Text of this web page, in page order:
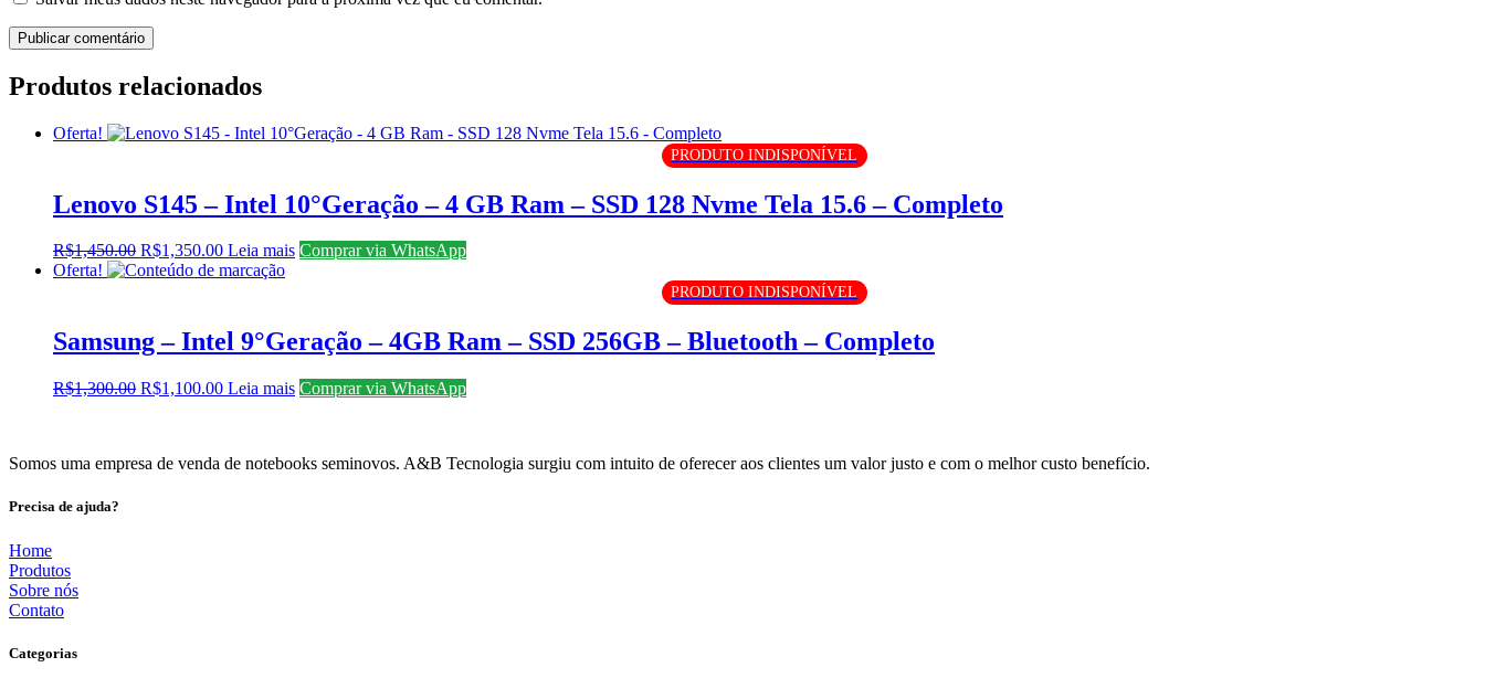
Produtos relacionados
Oferta!
PRODUTO INDISPONÍVEL
Lenovo S145 – Intel 10°Geração – 4 GB Ram – SSD 128 Nvme Tela 15.6 – Completo
R$1,450.00 O
preço
R$1,450.00.
R$1,350.00O
preço
R$1,350.00.
Leia mais Comprar via WhatsApp
Oferta!
PRODUTO INDISPONÍVEL
Samsung – Intel 9°Geração – 4GB Ram – SSD 256GB – Bluetooth – Completo
R$1,300.00 O
R$1,300.00.
R$1,100.00O
R$1,100.00.
Leia mais Comprar via WhatsApp
Somos uma empresa de venda de notebooks seminovos. A&B Tecnologia surgiu com intuito de oferecer aos clientes um valor justo e com o melhor custo benefício.
Precisa de ajuda?
Home
Produtos
Sobre nós
Contato
Categorias